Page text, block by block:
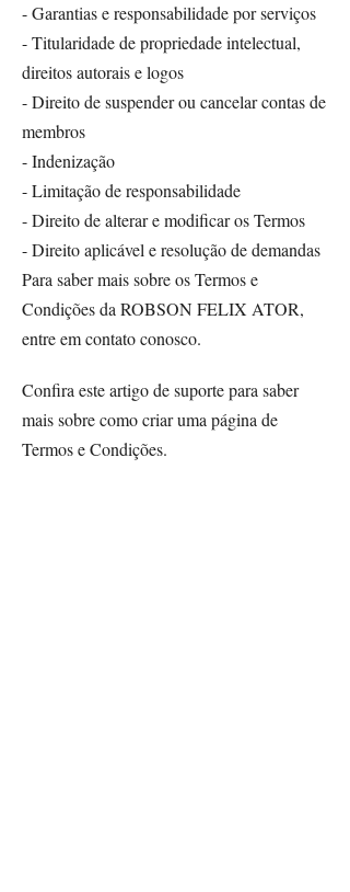
- Garantias e responsabilidade por serviços
- Titularidade de propriedade intelectual,
direitos autorais e logos
- Direito de suspender ou cancelar contas de
membros
- Indenização
- Limitação de responsabilidade
- Direito de alterar e modificar os Termos
- Direito aplicável e resolução de demandas
Para saber mais sobre os Termos e
Condições da ROBSON FELIX ATOR,
entre em contato conosco.
Confira este artigo de suporte para saber
mais sobre como criar uma página de
Termos e Condições.